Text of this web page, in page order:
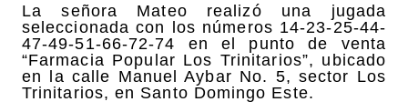
La señora Mateo realizó una jugada
seleccionada con los números 14-23-25-44-
47-49-51-66-72-74 en el punto de venta
“Farmacia Popular Los Trinitarios”, ubicado
en la calle Manuel Aybar No. 5, sector Los
Trinitarios, en Santo Domingo Este.